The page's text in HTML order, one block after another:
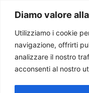
Diamo valore
Utilizziamo i cookie
navigazione, offrirti
analizzare il nostro
acconsenti al nostro
Paolo
Difendere
Roma